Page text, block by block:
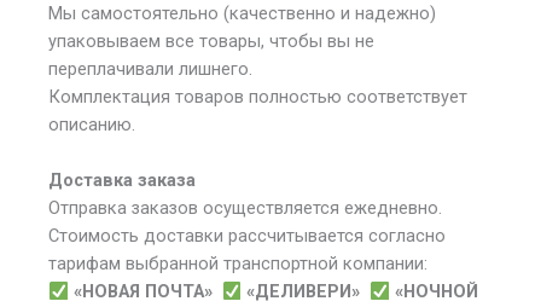
Мы самостоятельно (качественно и надежно)
упаковываем все товары, чтобы вы не
переплачивали лишнего.
Комплектация товаров полностью соответствует
описанию.
Доставка заказа
Отправка заказов осуществляется ежедневно.
Стоимость доставки рассчитывается согласно
тарифам выбранной транспортной компании:
«НОВАЯ ПОЧТА»
«ДЕЛИВЕРИ»
«НОЧНОЙ